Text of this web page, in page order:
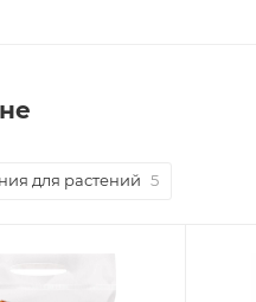
для растений 5